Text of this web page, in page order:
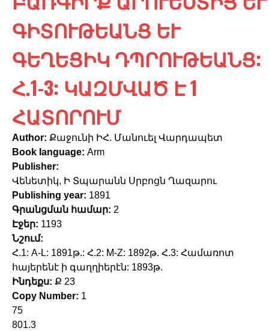
h
o
r
m
ԻՏՈՒԹԵԱՆՑ ԵՒ ԳԵ
ՂԵՑԻԿ ԴՊՐՈՒԹԵԱՆՑ: Հ.
1-3: ԿԱԶՄՎԱԾ Է 1 ՀԱ
ՏՈՐՈՒՄ
Author: Քաջունի ԻՀ. Մանուել Վարդապետ
Book language: Arm
Publisher:
Վենետիկ, Ի Տպարանն Սրբոցն Ղազարու
Publishing year: 1891
Գրանցման համար: 2
Էջեր: 1193
Նշում:
Հ.1: A-L: 1891թ.: Հ.2: M-Z: 1892թ. Հ.3: Համառոտ
հայերենէ ի գաղղիերէն: 1893թ.
Ինդեքս: Ք 23
Copy Number: 1
75
801.3